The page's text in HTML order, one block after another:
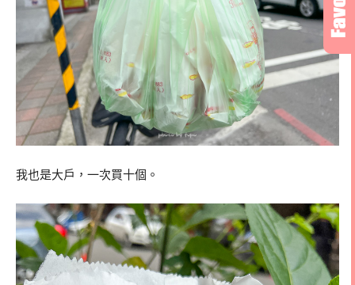
我也是大戶，一次買十個。